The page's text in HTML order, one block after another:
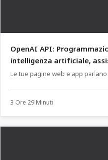
OpenAI API:
intelligenza artificiale,
avventure testuali.
Le tue pagine web e app parlano
3 Ore 29 Minuti